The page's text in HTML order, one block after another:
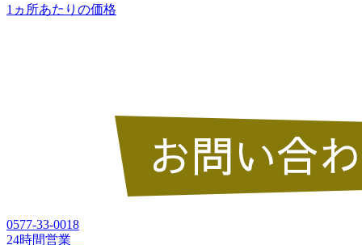
1ヵ所あたりの価格
0577-33-0018
24時間営業